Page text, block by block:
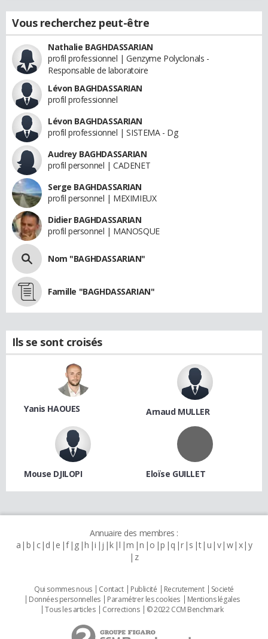
Vous recherchez peut-être
Nathalie BAGHDASSARIAN
profil professionnel | Genzyme Polyclonals -
Responsable de laboratoire
Lévon BAGHDASSARIAN
profil professionnel
Lévon BAGHDASSARIAN
profil professionnel | SISTEMA - Dg
Audrey BAGHDASSARIAN
profil personnel | CADENET
Serge BAGHDASSARIAN
profil personnel | MEXIMIEUX
Didier BAGHDASSARIAN
profil personnel | MANOSQUE
Nom "BAGHDASSARIAN"
Famille "BAGHDASSARIAN"
Ils se sont croisés
Yanis HAOUES Arnaud MULLER
Mouse DJILOPI Eloïse GUILLET
Annuaire des membres :
a b c d e f g h i j k l m n o p q r s t u v w x y
z
Qui sommes nous Contact Publicité Recrutement
Societé
Données personnelles
Paramétrer les cookies
Mentions légales
Tous les articles
Corrections © 2022 CCM Benchmark